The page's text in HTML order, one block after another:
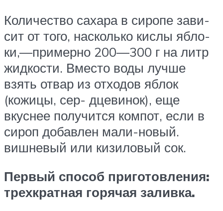
Количество сахара в сиропе зави-
сит от того, насколько кислы ябло-
ки,—примерно 200—300 г на литр
жидкости. Вместо воды лучше
взять отвар из отходов яблок
(кожицы, сер- дцевинок), еще
вкуснее получится компот, если в
сироп добавлен мали-новый.
вишневый или кизиловый сок.
Первый способ приготовления:
трехкратная горячая заливка.